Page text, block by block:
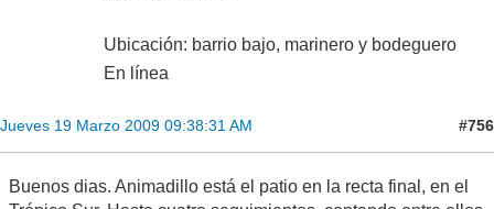
Ubicación: barrio bajo, marinero y bodeguero
En línea
Jueves 19 Marzo 2009 09:38:31 AM #756
Buenos dias. Animadillo está el patio en la recta final, en el